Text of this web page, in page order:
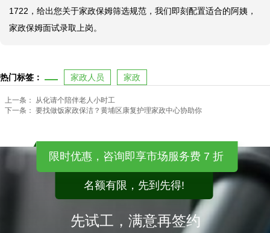
1722，给出您关于家政保姆筛选规范，我们即刻配置适合的阿姨，
家政保姆面试录取上岗。
热门标签： 家政人员 家政
上一条：
从化请个陪伴老人小时工
下一条： 要找做饭家政保洁？黄埔区康复护理家政中心协助你
限时优惠，咨询即享市场服务费 7 折
名额有限，先到先得!
先试工，满意再签约